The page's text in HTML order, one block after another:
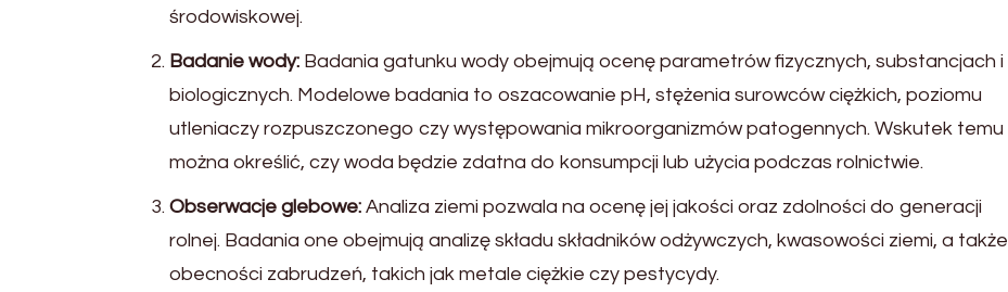
środowiskowej.
Badanie wody: Badania gatunku wody obejmują ocenę parametrów fizycznych, substancjach i
biologicznych. Modelowe badania to oszacowanie pH, stężenia surowców ciężkich, poziomu
utleniaczy rozpuszczonego czy występowania mikroorganizmów patogennych. Wskutek temu
można określić, czy woda będzie zdatna do konsumpcji lub użycia podczas rolnictwie.
Obserwacje glebowe: Analiza ziemi pozwala na ocenę jej jakości oraz zdolności do generacji
rolnej. Badania one obejmują analizę składu składników odżywczych, kwasowości ziemi, a także
obecności zabrudzeń, takich jak metale ciężkie czy pestycydy.